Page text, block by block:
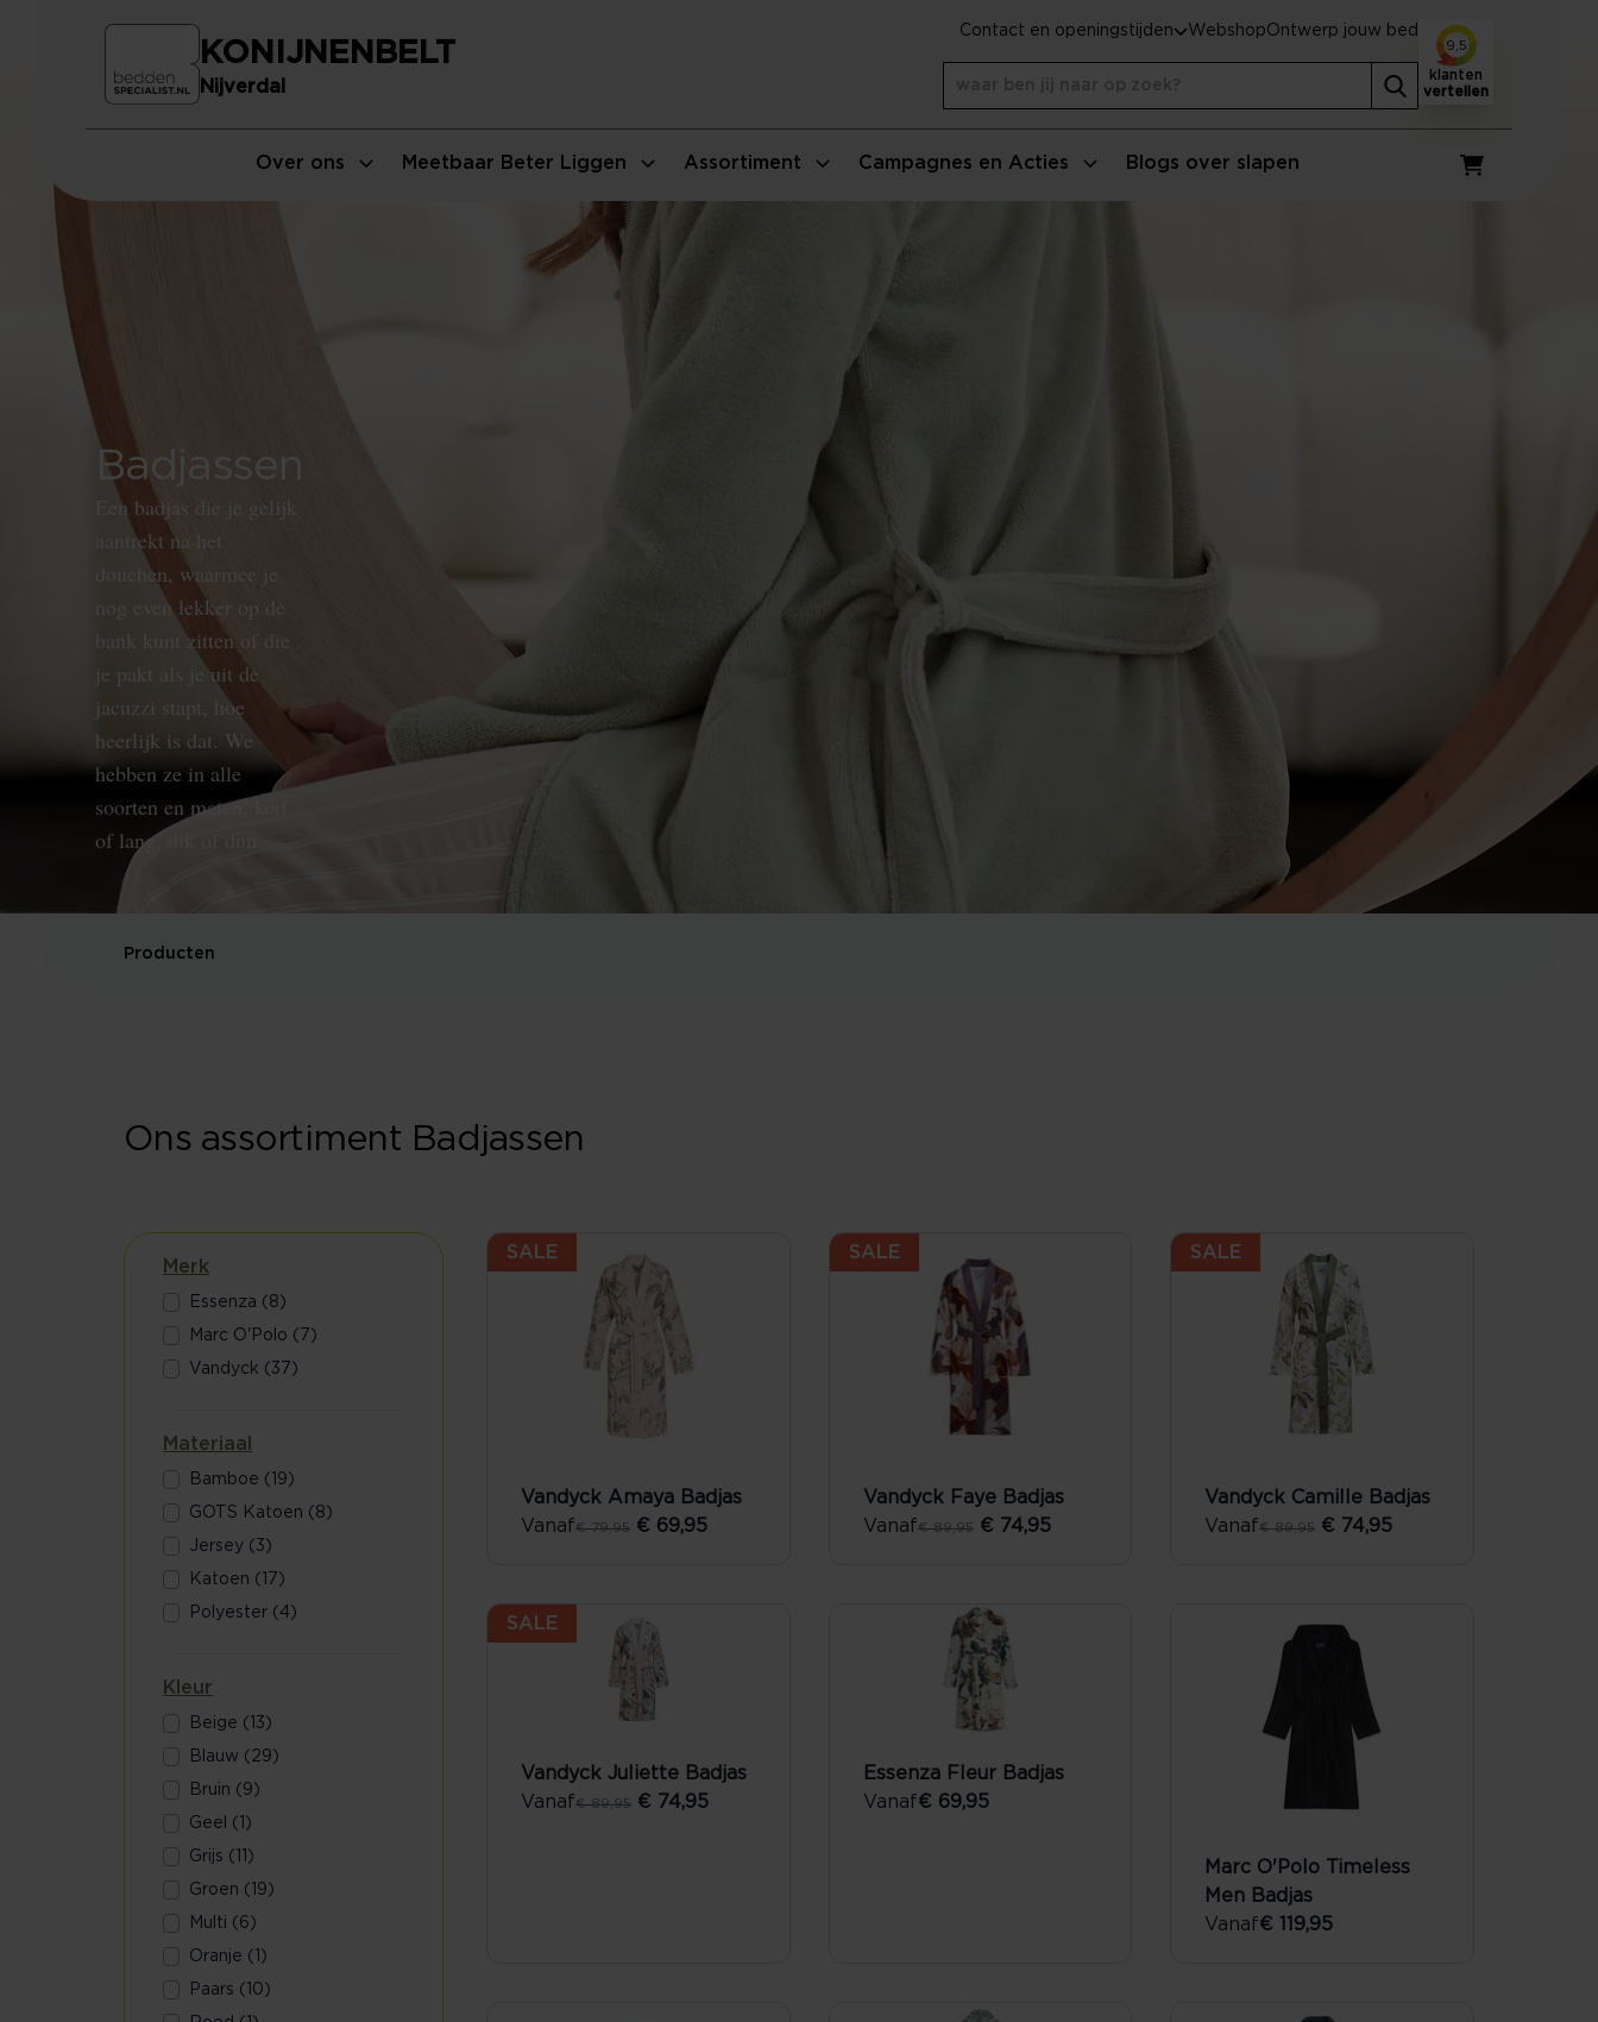
Over ons Meetbaar Beter Liggen Assortiment Campagnes en Acties Blogs over slapen
Winkelwagen
KONIJNENBELT
Nijverdal
Contact en openingstijden WebshopOntwerp jouw bed
9,5
klanten
vertellen
Badjassen
Een badjas die je gelijk
aantrekt na het
douchen, waarmee je
nog even lekker op de
bank kunt zitten of die
je pakt als je uit de
jacuzzi stapt, hoe
heerlijk is dat. We
hebben ze in alle
soorten en maten, kort
of lang, dik of dun.
Producten
Ons assortiment Badjassen
Merk
Essenza (8)
Marc O'Polo (7)
Vandyck (37)
Materiaal
Bamboe (19)
GOTS Katoen (8)
Jersey (3)
Katoen (17)
Polyester (4)
Kleur
Beige (13)
Blauw (29)
Bruin (9)
Geel (1)
Grijs (11)
Groen (19)
Multi (6)
Oranje (1)
Paars (10)
SALE
Vandyck Amaya Badjas
Vanaf€ 79,95 € 69,95
SALE
Vandyck Faye Badjas
Vanaf€ 89,95 € 74,95
SALE
Vandyck Camille Badjas
Vanaf€ 89,95 € 74,95
SALE
Vandyck Juliette Badjas
Vanaf€ 89,95 € 74,95
Essenza Fleur Badjas
Vanaf€ 69,95
Marc O'Polo Timeless
Men Badjas
Vanaf€ 119,95